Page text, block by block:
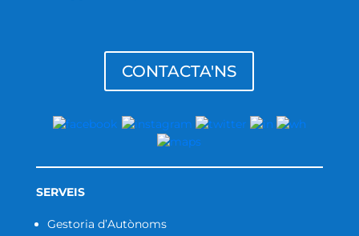
CONTACTA'NS
SERVEIS
Gestoria d’Autònoms